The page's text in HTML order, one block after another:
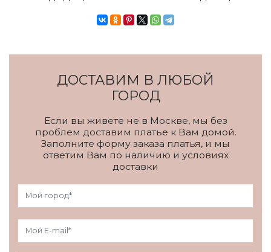
ДОСТАВИМ В ЛЮБОЙ
ГОРОД
Если вы живете не в Москве, мы без
проблем доставим платье к Вам домой.
Заполните форму заказа платья, и мы
ответим Вам по наличию и условиях
доставки